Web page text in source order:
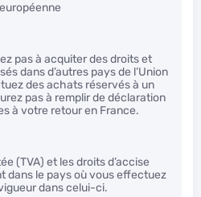
pas à acquiter des droits et
dans d’autres pays de l’Union
des achats réservés à un
pas à remplir de déclaration
à votre retour en France.
(TVA) et les droits d’accise
dans le pays où vous effectuez
dans celui-ci.